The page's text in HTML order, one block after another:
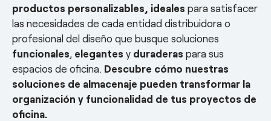
productos personalizables, ideales para satisfacer
las necesidades de cada entidad distribuidora o
profesional del diseño que busque soluciones
funcionales, elegantes y duraderas para sus
espacios de oficina. Descubre cómo nuestras
soluciones de almacenaje pueden transformar la
organización y funcionalidad de tus proyectos de
oficina.